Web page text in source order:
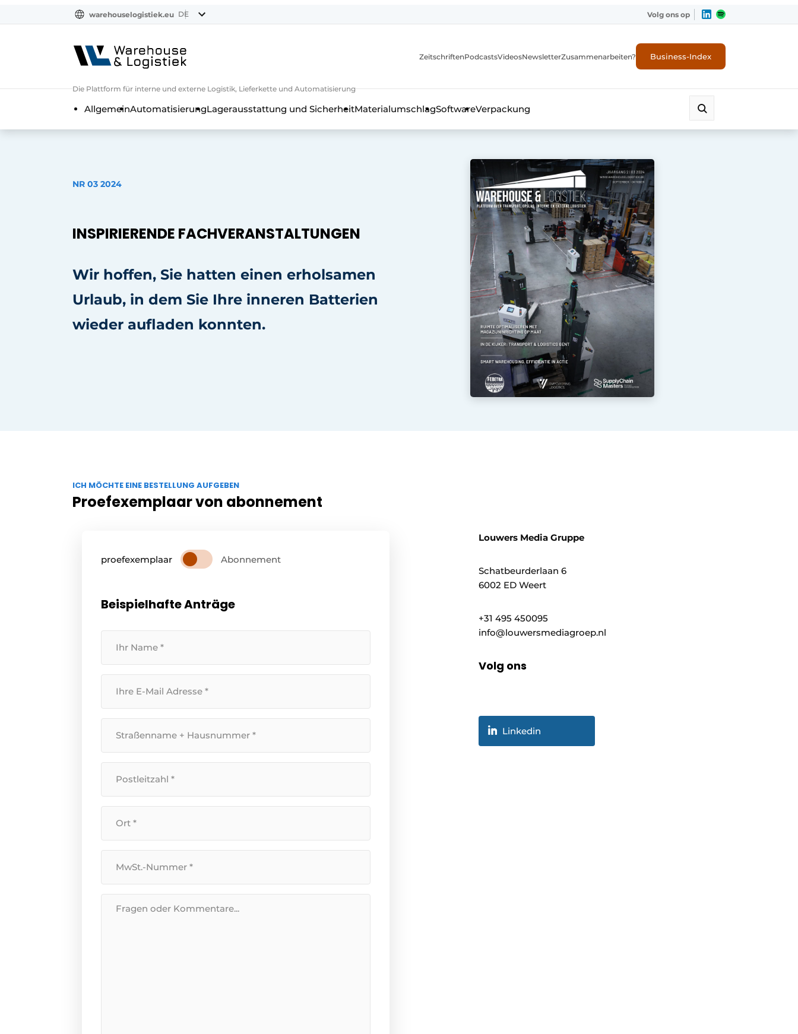
warehouselogistiek.eu DE Volg ons op
Die Plattform für interne und externe Logistik, Lieferkette und Automatisierung
ZeitschriftenPodcastsVideosNewsletterZusammenarbeiten? Business-Index
AllgemeinAutomatisierungLagerausstattung und SicherheitMaterialumschlagSoftwareVerpackung
NR 03 2024
INSPIRIERENDE FACHVERANSTALTUNGEN
Wir hoffen, Sie hatten einen erholsamen
Urlaub, in dem Sie Ihre inneren Batterien
wieder aufladen konnten.
ICH MÖCHTE EINE BESTELLUNG AUFGEBEN
Proefexemplaar von abonnement
proefexemplaar Abonnement
Beispielhafte Anträge
Name *
Mail
Hausnummer*
Identifikationsnummer
Louwers Media Gruppe
Schatbeurderlaan 6
6002 ED Weert
+31 495 450095
info@louwersmediagroep.nl
Volg ons
Linkedin